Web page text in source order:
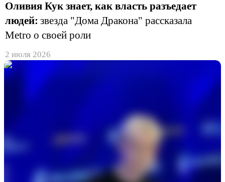
Оливия Кук знает, как власть разъедает
людей: звезда "Дома Дракона" рассказала
Metro о своей роли
2 июля 2026